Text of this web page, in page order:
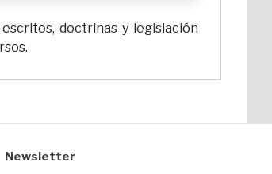
doctrinas y legislación
Newsletter